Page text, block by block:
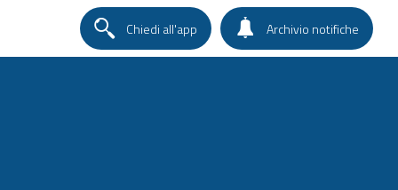
Chiedi all'app Archivio notifiche